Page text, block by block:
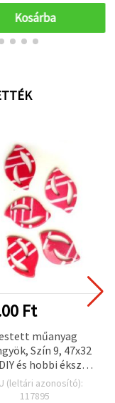
Kosárba
Ft
műanyag
Szín 9, 47x32
és hobbi ékszer-
3 db - 12 g
(leltári azonosító):
117895